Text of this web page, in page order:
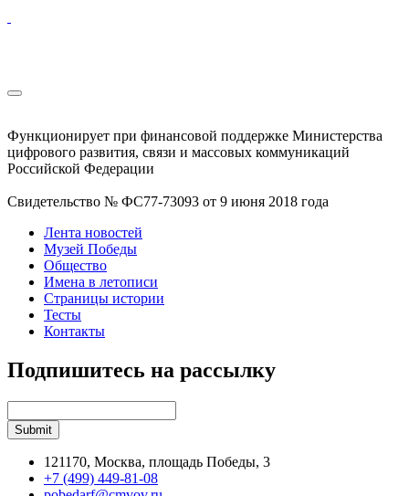
Функционирует при финансовой поддержке Министерства
цифрового развития, связи и массовых коммуникаций
Российской Федерации
Свидетельство № ФС77-73093 от 9 июня 2018 года
Лента новостей
Музей Победы
Общество
Имена в летописи
Страницы истории
Тесты
Контакты
Подпишитесь на рассылку
121170, Москва, площадь Победы, 3
+7 (499) 449-81-08